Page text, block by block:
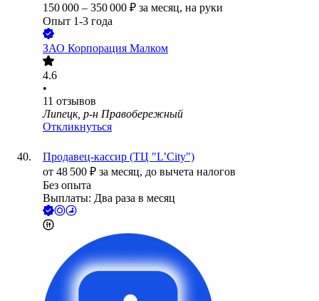
150 000 – 350 000 ₽ за месяц, на руки
Опыт 1-3 года
ЗАО Корпорация Малком
4.6
•
11 отзывов
Липецк, р-н Правобережный
Откликнуться
Продавец-кассир (ТЦ "L’City")
от 48 500 ₽ за месяц, до вычета налогов
Без опыта
Выплаты: Два раза в месяц